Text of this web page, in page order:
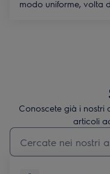
modo uniforme, volta
Conoscete già i nostri
articoli
Inserisci il termine di ricerca